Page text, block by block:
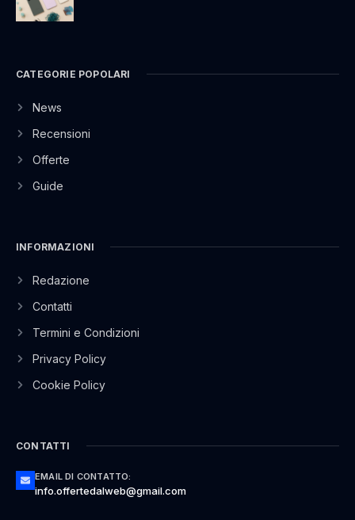
CATEGORIE POPOLARI
News
Recensioni
Offerte
Guide
INFORMAZIONI
Redazione
Contatti
Termini e Condizioni
Privacy Policy
Cookie Policy
CONTATTI
EMAIL DI CONTATTO:
info.offertedalweb@gmail.com